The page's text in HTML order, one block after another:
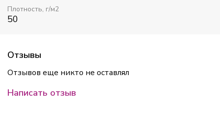
Плотность, г/м2
50
Отзывы
Отзывов еще никто не оставлял
Написать отзыв